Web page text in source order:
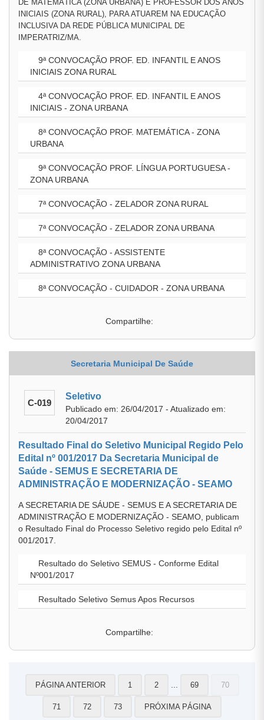
DE MATEMÁTICA (ZONA URBANA) E PROFESSOR DOS ANOS
INICIAIS (ZONA RURAL), PARA ATUAREM NA EDUCAÇÃO
INCLUSIVA DA REDE PÚBLICA MUNICIPAL DE
IMPERATRIZ/MA.
9ª CONVOCAÇÃO PROF. ED. INFANTIL E ANOS
INICIAIS ZONA RURAL
4ª CONVOCAÇÃO PROF. ED. INFANTIL E ANOS
INICIAIS - ZONA URBANA
8ª CONVOCAÇÃO PROF. MATEMÁTICA - ZONA
URBANA
9ª CONVOCAÇÃO PROF. LÍNGUA PORTUGUESA -
ZONA URBANA
7ª CONVOCAÇÃO - ZELADOR ZONA RURAL
7ª CONVOCAÇÃO - ZELADOR ZONA URBANA
8ª CONVOCAÇÃO - ASSISTENTE
ADMINISTRATIVO ZONA URBANA
8ª CONVOCAÇÃO - CUIDADOR - ZONA URBANA
Compartilhe:
Secretaria Municipal De Saúde
C-019
Seletivo
Publicado em: 26/04/2017 - Atualizado em:
20/04/2017
Resultado Final do Seletivo Municipal Regido Pelo
Edital nº 001/2017 Da Secretaria Municipal de
Saúde - SEMUS E SECRETARIA DE
ADMINISTRAÇÃO E MODERNIZAÇÃO - SEAMO
A SECRETARIA DE SÁUDE - SEMUS E A SECRETARIA DE
ADMINISTRAÇÃO E MODERNIZAÇÃO - SEAMO, publicam
o Resultado Final do Processo Seletivo regido pelo Edital nº
001/2017.
Resultado do Seletivo SEMUS - Conforme Edital
Nº001/2017
Resultado Seletivo Semus Apos Recursos
Compartilhe:
PÁGINA ANTERIOR 1 2 69 70
71 72 73 PRÓXIMA PÁGINA